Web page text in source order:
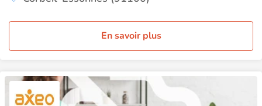
En savoir plus